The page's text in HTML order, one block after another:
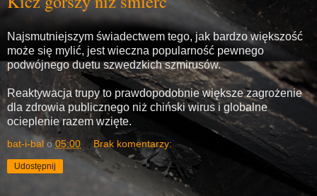
Najsmutniejszym świadectwem tego, jak bardzo większość
może się mylić, jest wieczna popularność pewnego
podwójnego duetu szwedzkich szmirusów.
Reaktywacja trupy to prawdopodobnie większe zagrożenie
dla zdrowia publicznego niż chiński wirus i globalne
ocieplenie razem wzięte.
bat-i-bal o05:00 Brak komentarzy:
Udostępnij